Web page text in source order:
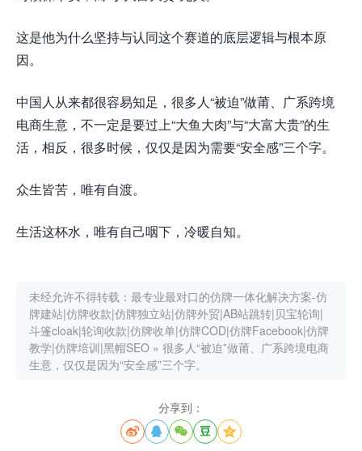
这是他为什么坚持与认同这个赛道的底层逻辑与根本原
因。
中国人从来都很容易知足，很多人“被迫”做莆、广系跨境
电商生意，不一定是要过上“大鱼大肉”与“大富大贵”的生
活，相反，很多时候，仅仅是因为需要“安全感”三个字。
众生皆苦，唯有自渡。
生活这杯水，唯有自己咽下，冷暖自知。
未经允许不得转载： 最专业最对口的仿牌一体化解决方案-仿
牌建站|仿牌收款|仿牌独立站|仿牌外贸|AB站跳转|贝宝轮询|
斗篷cloak|轮询收款|仿牌收单|仿牌COD|仿牌Facebook|仿牌
教学|仿牌培训|黑帽SEO » 很多人“被迫”做莆、广系跨境电商
生意，仅仅是因为“安全感”三个字。
分享到：
    